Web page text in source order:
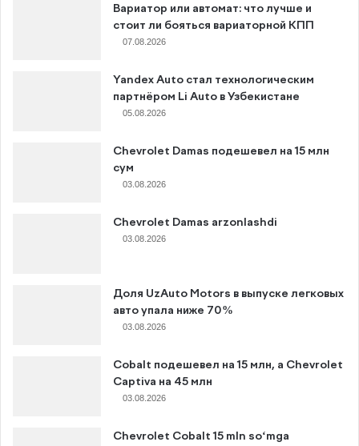
Вариатор или автомат: что лучше и
стоит ли бояться вариаторной КПП
07.08.2026
Yandex Auto стал технологическим
партнёром Li Auto в Узбекистане
05.08.2026
Chevrolet Damas подешевел на 15 млн
сум
03.08.2026
Chevrolet Damas arzonlashdi
03.08.2026
Доля UzAuto Motors в выпуске легковых
авто упала ниже 70%
03.08.2026
Cobalt подешевел на 15 млн, а Chevrolet
Captiva на 45 млн
03.08.2026
Chevrolet Cobalt 15 mln so‘mga